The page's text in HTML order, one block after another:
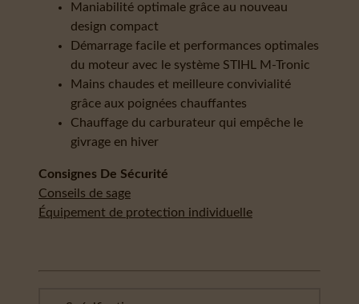
Maniabilité optimale grâce au nouveau
design compact
Démarrage facile et performances optimales
du moteur avec le système STIHL M-Tronic
Mains chaudes et meilleure convivialité
grâce aux poignées chauffantes
Chauffage du carburateur qui empêche le
givrage en hiver
Consignes De Sécurité
Conseils de sage
Équipement de protection individuelle